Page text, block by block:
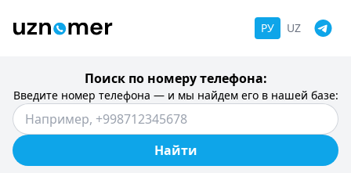
РУ UZ
Поиск по номеру телефона:
Введите номер телефона — и мы найдем его в нашей базе:
Найти